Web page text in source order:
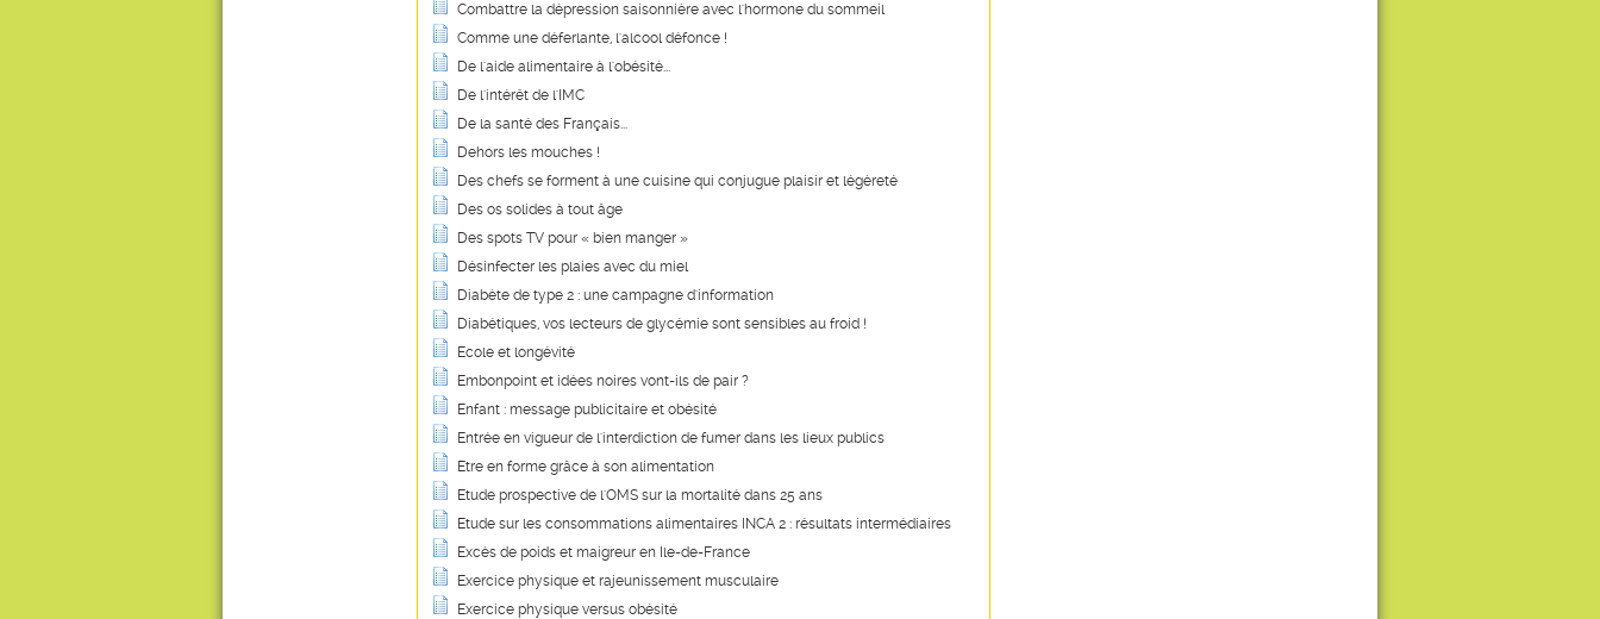
Combattre la dépression saisonnière avec l'hormone du sommeil
Comme une déferlante, l'alcool défonce !
De l'aide alimentaire à l'obésité...
De l'intérêt de l'IMC
De la santé des Français...
Dehors les mouches !
Des chefs se forment à une cuisine qui conjugue plaisir et légèreté
Des os solides à tout âge
Des spots TV pour « bien manger »
Désinfecter les plaies avec du miel
Diabète de type 2 : une campagne d'information
Diabétiques, vos lecteurs de glycémie sont sensibles au froid !
Ecole et longévité
Embonpoint et idées noires vont-ils de pair ?
Enfant : message publicitaire et obésité
Entrée en vigueur de l'interdiction de fumer dans les lieux publics
Etre en forme grâce à son alimentation
Etude prospective de l'OMS sur la mortalité dans 25 ans
Etude sur les consommations alimentaires INCA 2 : résultats intermédiaires
Excès de poids et maigreur en Ile-de-France
Exercice physique et rajeunissement musculaire
Exercice physique versus obésité